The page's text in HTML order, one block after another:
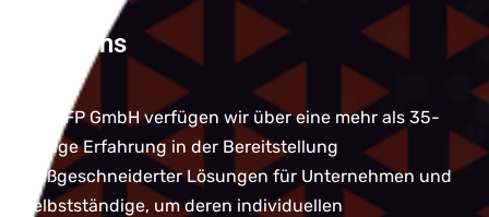
Über uns
Bei QFP GmbH verfügen wir über eine mehr als 35-
jährige Erfahrung in der Bereitstellung
maßgeschneiderter Lösungen für Unternehmen und
Selbstständige, um deren individuellen